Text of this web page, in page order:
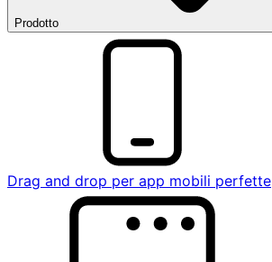
Prodotto
Drag and drop per app mobili perfette